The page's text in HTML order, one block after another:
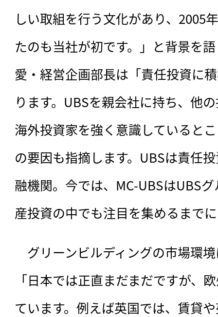
しい取組を行う文化があり、2005
たのも当社が初です。」と背景を
愛・経営企画部長は「責任投資に
ります。UBSを親会社に持ち、他
海外投資家を強く意識していると
の要因も指摘します。UBSは責任
融機関。今では、MC-UBSはUBS
産投資の中でも注目を集めるまで
グリーンビルディングの市場環
「日本では正直まだまだですが、
ています。例えば英国では、賃貸